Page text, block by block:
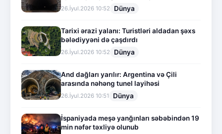
26.İyul.2026 10:52 Dünya
Tarixi ərazi yalanı: Turistləri aldadan şəxs
bələdiyyəni də çaşdırdı
26.İyul.2026 10:52 Dünya
And dağları yarılır: Argentina və Çili
arasında nəhəng tunel layihəsi
26.İyul.2026 10:51 Dünya
İspaniyada meşə yanğınları səbəbindən 19
min nəfər təxliyə olunub